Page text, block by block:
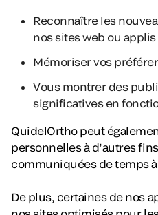
Reconnaître les
nos sites web ou applis
Mémoriser vos
Vous montrer des
significatives en
QuidelOrtho peut
personnelles à d’autres
communiquées de temps
De plus, certaines de nos